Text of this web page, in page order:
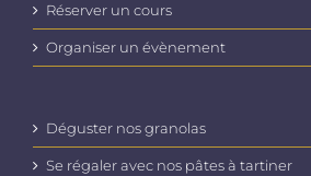
Réserver un cours
Organiser un évènement
Déguster nos granolas
Se régaler avec nos pâtes à tartiner